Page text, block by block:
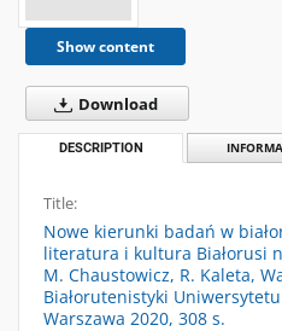
Show content
Download
DESCRIPTION
Title:
Nowe kierunki badań w
literatura i kultura Białorusi
M. Chaustowicz, R. Kaleta,
Białorutenistyki
Warszawa 2020, 308 s.